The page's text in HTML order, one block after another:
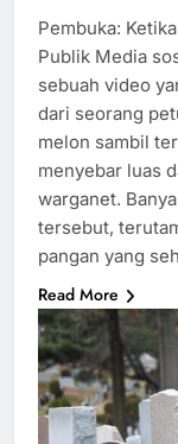
Pembuka:
Publik Media
sebuah video
dari seorang
melon sambil
menyebar luas
warganet.
tersebut,
pangan yang
Read More